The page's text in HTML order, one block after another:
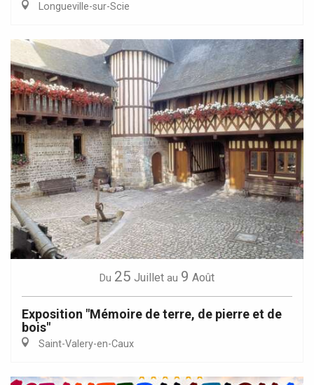
Longueville-sur-Scie
Du 25 Juillet au 9 Août
Exposition "Mémoire de terre, de pierre et de
bois"
Saint-Valery-en-Caux